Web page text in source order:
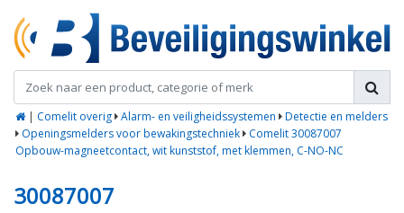
| Comelit overig Alarm- en veiligheidssystemen
Detectie en melders
Openingsmelders voor bewakingstechniek
Comelit 30087007
Opbouw-magneetcontact, wit kunststof, met klemmen, C-NO-NC
30087007